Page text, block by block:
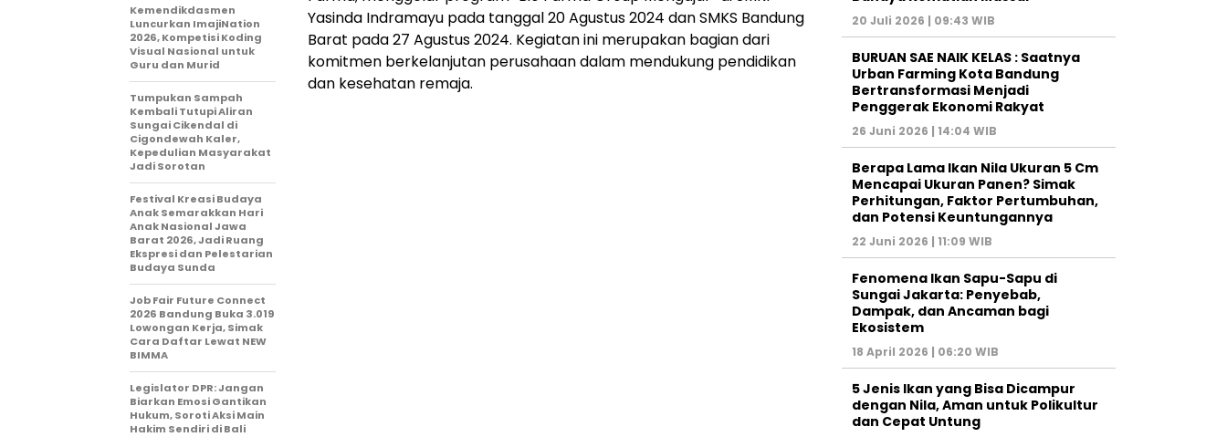
Yasinda Indramayu pada tanggal 20 Agustus 2024 dan SMKS Bandung
Barat pada 27 Agustus 2024. Kegiatan ini merupakan bagian dari
komitmen berkelanjutan perusahaan dalam mendukung pendidikan
dan kesehatan remaja.
Kemendikdasmen
Luncurkan ImajiNation
2026, Kompetisi Koding
Visual Nasional untuk
Guru dan Murid
Tumpukan Sampah
Kembali Tutupi Aliran
Sungai Cikendal di
Cigondewah Kaler,
Kepedulian Masyarakat
Jadi Sorotan
Festival Kreasi Budaya
Anak Semarakkan Hari
Anak Nasional Jawa
Barat 2026, Jadi Ruang
Ekspresi dan Pelestarian
Budaya Sunda
Job Fair Future Connect
2026 Bandung Buka 3.019
Lowongan Kerja, Simak
Cara Daftar Lewat NEW
BIMMA
Legislator DPR: Jangan
Biarkan Emosi Gantikan
Hukum, Soroti Aksi Main
Hakim Sendiri di Bali
20 Juli 2026 | 09:43 WIB
BURUAN SAE NAIK KELAS : Saatnya
Urban Farming Kota Bandung
Bertransformasi Menjadi
Penggerak Ekonomi Rakyat
26 Juni 2026 | 14:04 WIB
Berapa Lama Ikan Nila Ukuran 5 Cm
Mencapai Ukuran Panen? Simak
Perhitungan, Faktor Pertumbuhan,
dan Potensi Keuntungannya
22 Juni 2026 | 11:09 WIB
Fenomena Ikan Sapu-Sapu di
Sungai Jakarta: Penyebab,
Dampak, dan Ancaman bagi
Ekosistem
18 April 2026 | 06:20 WIB
5 Jenis Ikan yang Bisa Dicampur
dengan Nila, Aman untuk Polikultur
dan Cepat Untung